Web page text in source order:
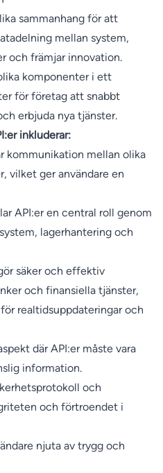
sammanhang för att
mellan system,
och främjar innovation.
komponenter i ett
för företag att snabbt
erbjuda nya tjänster.
inkluderar:
kommunikation mellan olika
vilket ger användare en
API:er en central roll genom
lagerhantering och
säker och effektiv
och finansiella tjänster,
realtidsuppdateringar och
där API:er måste vara
information.
och
och förtroendet i
njuta av trygg och